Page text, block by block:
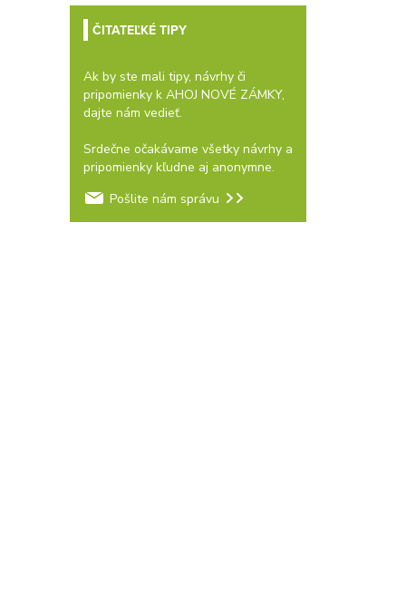
ČITATEĽKÉ TIPY
Ak by ste mali tipy, návrhy či
pripomienky k AHOJ NOVÉ ZÁMKY,
dajte nám vedieť.
Srdečne očakávame všetky návrhy a
pripomienky kľudne aj anonymne.
Pošlite nám správu